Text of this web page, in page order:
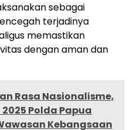
sebagai
terjadinya
memastikan
dengan aman dan
Rasa Nasionalisme,
Polda Papua
Kebangsaan